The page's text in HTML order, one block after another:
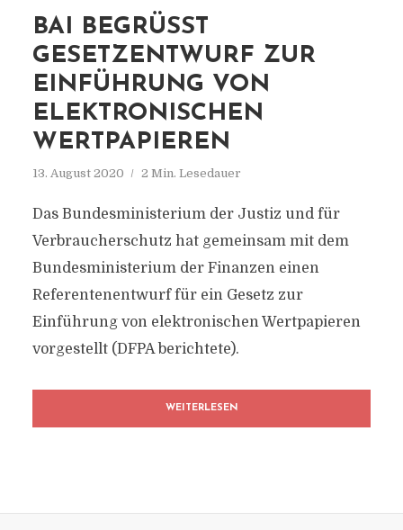
BAI BEGRÜSST G
ESETZENTWURF ZUR E
INFÜHRUNG VON E
LEKTRONISCHEN W
ERTPAPIEREN
13. August 2020 2 Min. Lesedauer
Das Bundesministerium der Justiz und für
Verbraucherschutz hat gemeinsam mit dem
Bundesministerium der Finanzen einen
Referentenentwurf für ein Gesetz zur
Einführung von elektronischen Wertpapieren
vorgestellt (DFPA berichtete).
WEITERLESEN